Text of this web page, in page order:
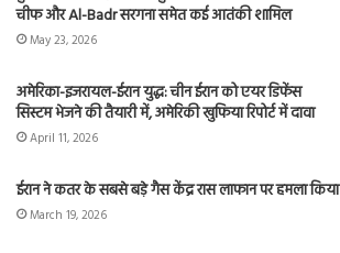
चीफ और Al-Badr सरगना समेत कई आतंकी शामिल
May 23, 2026
अमेरिका-इजरायल-ईरान युद्ध: चीन ईरान को एयर डिफेंस
सिस्टम भेजने की तैयारी में, अमेरिकी खुफिया रिपोर्ट में दावा
April 11, 2026
ईरान ने कतर के सबसे बड़े गैस केंद्र रास लाफान पर हमला किया
March 19, 2026